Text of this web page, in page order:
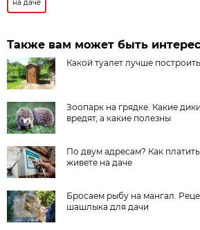
на даче
Также вам может быть
Какой туалет лучше
Зоопарк на грядке. Какие
вредят, а какие полезны
По двум адресам? Как
живете на даче
Бросаем рыбу на мангал.
шашлыка для дачи